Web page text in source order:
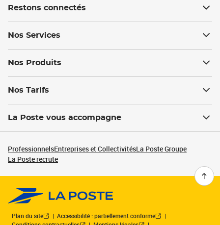
Restons connectés
Nos Services
Nos Produits
Nos Tarifs
La Poste vous accompagne
ProfessionnelsEntreprises et CollectivitésLa Poste Groupe
La Poste recrute
Plan du site
Accessibilité : partiellement conforme